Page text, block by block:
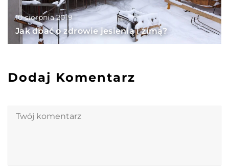
10 sierpnia 2019
Jak dbać o zdrowie jesienią i zimą?
Dodaj Komentarz